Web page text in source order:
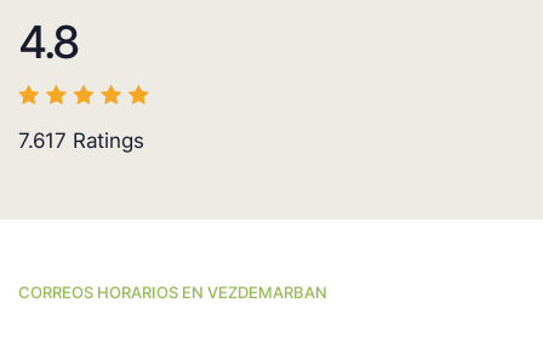
4.8
7.617 Ratings
CORREOS HORARIOS EN VEZDEMARBAN